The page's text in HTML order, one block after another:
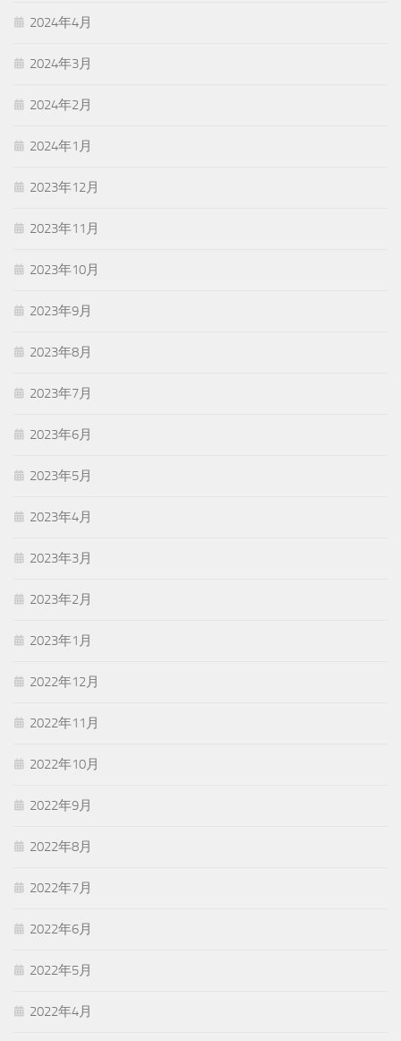
2024年4月
2024年3月
2024年2月
2024年1月
2023年12月
2023年11月
2023年10月
2023年9月
2023年8月
2023年7月
2023年6月
2023年5月
2023年4月
2023年3月
2023年2月
2023年1月
2022年12月
2022年11月
2022年10月
2022年9月
2022年8月
2022年7月
2022年6月
2022年5月
2022年4月